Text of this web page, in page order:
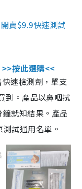
賣$9.9快速測試
>>按此選購<<
速檢測劑，單支
到。產品以鼻咽拭
就知結果。產品
試通用名單。